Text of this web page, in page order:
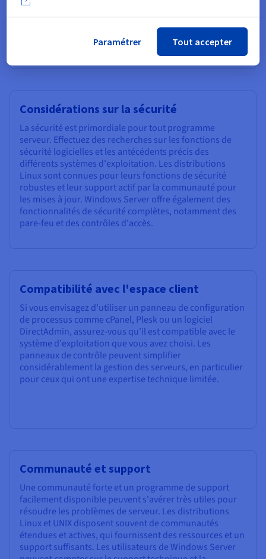
Windows Server peut également offrir de bonnes
des charges de travail et des besoins en mémoire
Considérations sur la sécurité
La sécurité est primordiale pour tout programme
serveur. Effectuez des recherches sur les fonctions de
sécurité logicielles et les antécédents précis des
différents systèmes d'exploitation. Les distributions
Linux sont connues pour leurs fonctions de sécurité
robustes et leur support actif par la communauté pour
les mises à jour. Windows Server offre également des
fonctionnalités de sécurité complètes, notamment des
pare-feu et des contrôles d'accès.
Compatibilité avec l'espace client
Si vous envisagez d'utiliser un panneau de configuration
de processus comme cPanel, Plesk ou un logiciel
DirectAdmin, assurez-vous qu'il est compatible avec le
système d'exploitation que vous avez choisi. Les
panneaux de contrôle peuvent simplifier
considérablement la gestion des serveurs, en particulier
pour ceux qui ont une expertise technique limitée.
Communauté et support
Une communauté forte et un programme de support
facilement disponible peuvent s'avérer très utiles pour
résoudre les problèmes de serveur. Les distributions
Linux et UNIX disposent souvent de communautés
étendues et actives, qui fournissent des ressources et un
support suffisants. Les utilisateurs de Windows Server
Paramétrer Tout accepter